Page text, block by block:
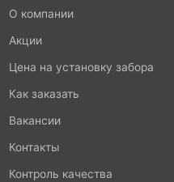
О компании
Акции
Цена на установку забора
Как заказать
Вакансии
Контакты
Контроль качества